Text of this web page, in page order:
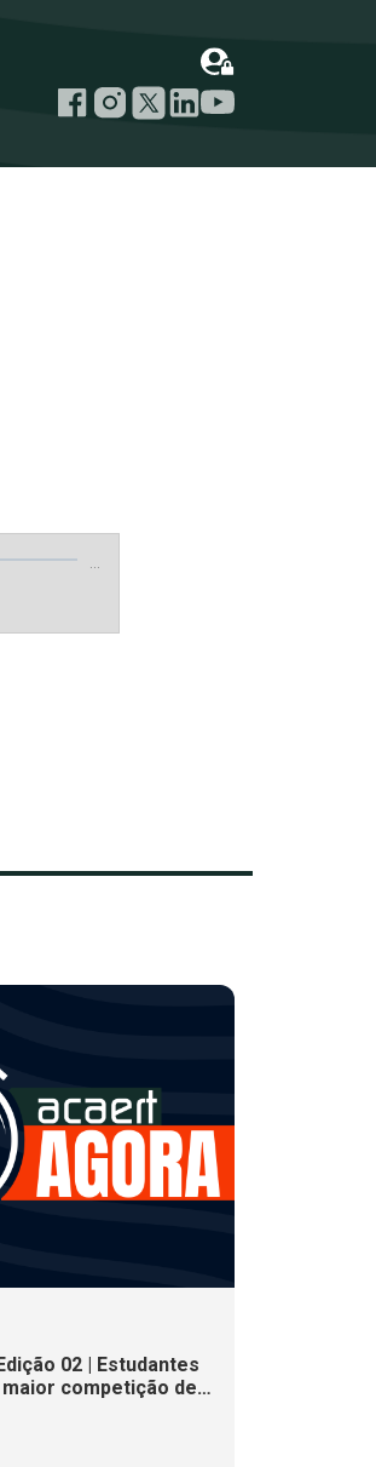
…
02 | Estudantes
maior competição de